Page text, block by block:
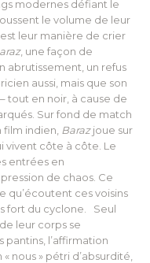
modernes défiant le
le volume de leur
leur manière de crier
, une façon de
abrutissement, un refus
aussi, mais que son
tout en noir, à cause de
Sur fond de match
film indien, Barazjoue sur
vivent côte à côte. Le
entrées en
de chaos. Ce
qu’écoutent ces voisins
fort du cyclone. Seul
leur corps se
l’affirmation
nous » pétri d’absurdité,